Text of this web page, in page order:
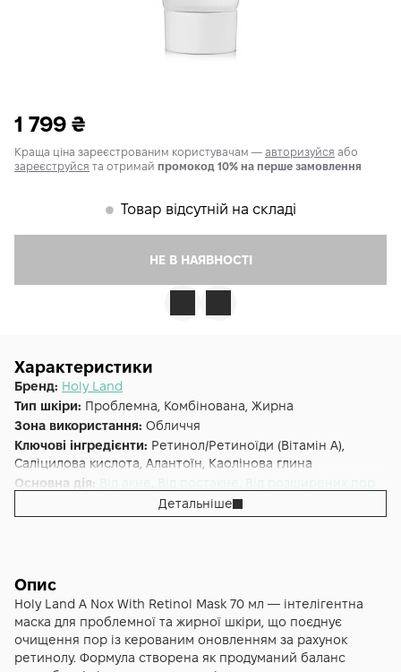
1 799 ₴
Краща ціна зареєстрованим користувачам — авторизуйся або
зареєструйся та отримай промокод 10% на перше замовлення
𒊹 Товар відсутній на складі
НЕ В НАЯВНОСТІ
Характеристики
Бренд: Holy Land
Тип шкіри: Проблемна, Комбінована, Жирна
Зона використання: Обличчя
Ключові інгредієнти: Ретинол/Ретиноїди (Вітамін A),
Саліцилова кислота, Алантоїн, Каолінова глина
Основна дія: Від акне Від постакне
Від розширених пор
Land A-Nox With Retinol Mask
Детальніше
Опис
Holy Land A Nox With Retinol Mask 70 мл — інтелігентна
маска для проблемної та жирної шкіри, що поєднує
очищення пор із керованим оновленням за рахунок
ретинолу. Формула створена як продуманий баланс